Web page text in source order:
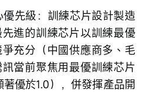
先級：訓練芯片設計製造
進的訓練芯片以訓練最優
充分（中國供應商多、毛
當前聚焦用最優訓練芯片
優於1.0），併發揮產品開